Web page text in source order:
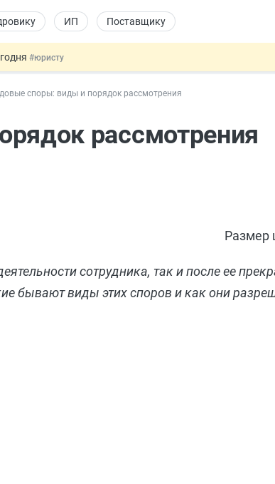
ИП Поставщику
#юристу
закон подписан#физлицу
44-ФЗ#заказчику
споры: виды и порядок рассмотрения
рассмотрения
Размер
сотрудника, так и после ее
бывают виды этих споров и как они